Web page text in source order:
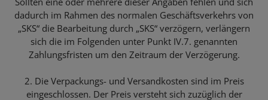
dadurch im Rahmen des normalen Geschäftsverkehrs von
„SKS“ die Bearbeitung durch „SKS“ verzögern, verlängern
sich die im Folgenden unter Punkt IV.7. genannten
Zahlungsfristen um den Zeitraum der Verzögerung.
2. Die Verpackungs- und Versandkosten sind im Preis
eingeschlossen. Der Preis versteht sich zuzüglich der